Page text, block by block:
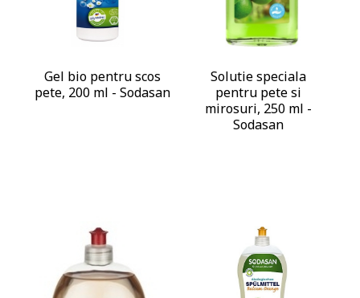
Gel bio pentru scos
pete, 200 ml - Sodasan
Solutie speciala
pentru pete si
mirosuri, 250 ml -
Sodasan